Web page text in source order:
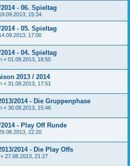
- 06. Spieltag
15:34
- 05. Spieltag
17:00
- 04. Spieltag
« 01.09.2013, 18:55
2013 / 2014
« 31.08.2013, 17:51
2014 - Die Gruppenphase
« 30.08.2013, 15:46
- Play Off Runde
22:20
2014 - Die Play Offs
« 27.08.2013, 21:27